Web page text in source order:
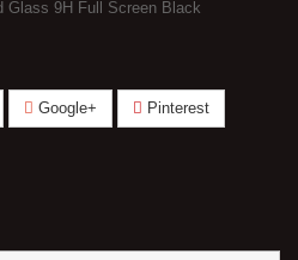
Glass 9H Full Screen Black
Google+ Pinterest